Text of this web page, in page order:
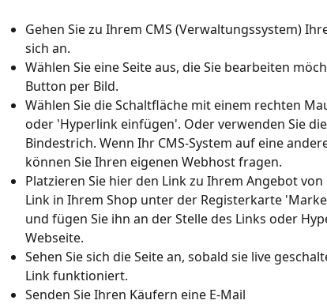
Gehen Sie zu Ihrem CMS (Verwaltungssystem)
sich an.
Wählen Sie eine Seite aus, die Sie bearbeiten
Button per Bild.
Wählen Sie die Schaltfläche mit einem rechten
oder 'Hyperlink einfügen'. Oder verwenden Sie
Bindestrich. Wenn Ihr CMS-System auf eine
können Sie Ihren eigenen Webhost fragen.
Platzieren Sie hier den Link zu Ihrem Angebot
Link in Ihrem Shop unter der Registerkarte
und fügen Sie ihn an der Stelle des Links oder
Webseite.
Sehen Sie sich die Seite an, sobald sie live
Link funktioniert.
Senden Sie Ihren Käufern eine E-Mail